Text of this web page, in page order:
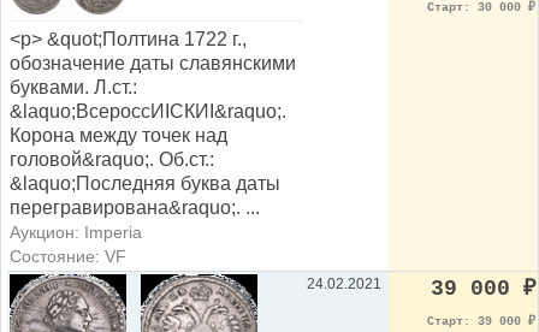
<p> &quot;Полтина 1722 г.,
обозначение даты славянскими
буквами. Л.ст.:
&laquo;ВсероссИIСКИI&raquo;.
Корона между точек над
головой&raquo;. Об.ст.:
&laquo;Последняя буква даты
перегравирована&raquo;. ...
Аукцион: Imperia
Состояние: VF
Старт: 30 000 ₽
24.02.2021 39 000 ₽
Старт: 39 000 ₽